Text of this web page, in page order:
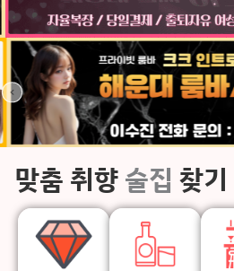
맞춤 취향 술집 찾기